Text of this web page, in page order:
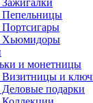
Зажигалки
Пепельницы
Портсигары
Хьюмидоры
и монетницы
Визитницы и
Деловые подарки